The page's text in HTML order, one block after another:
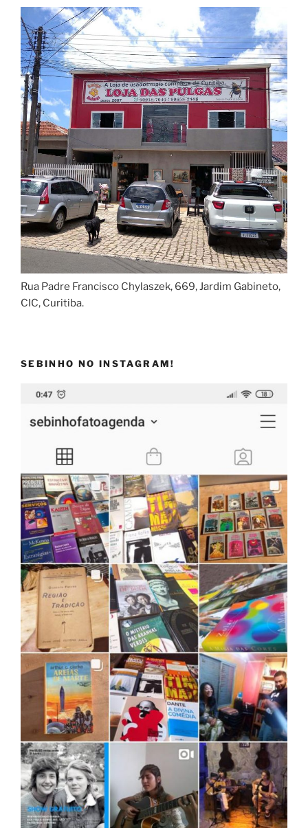
Rua Padre Francisco Chylaszek, 669, Jardim Gabineto,
CIC, Curitiba.
SEBINHO NO INSTAGRAM!